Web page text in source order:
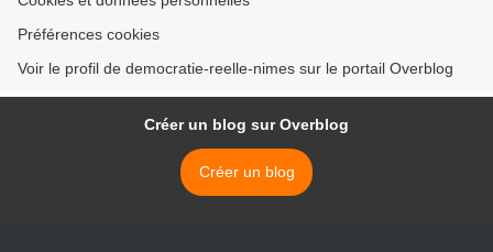
Préférences cookies
Voir le profil de democratie-reelle-nimes sur le portail Overblog
Créer un blog sur Overblog
Créer un blog